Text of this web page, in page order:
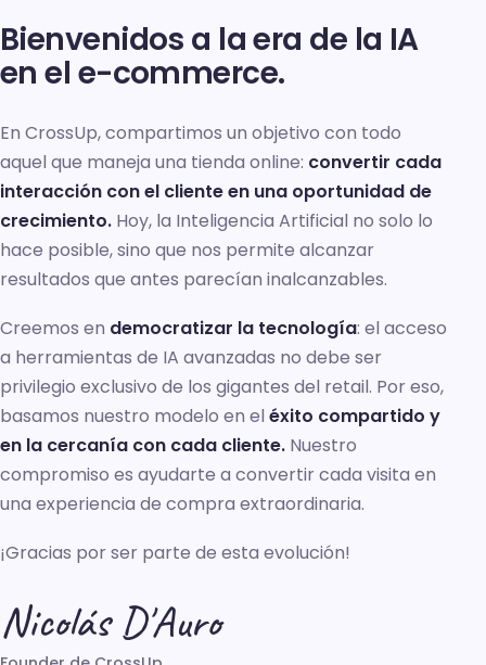
Bienvenidos a la era de la IA
en el e-commerce.
En CrossUp, compartimos un objetivo con todo
aquel que maneja una tienda online: convertir cada
interacción con el cliente en una oportunidad de
crecimiento. Hoy, la Inteligencia Artificial no solo lo
hace posible, sino que nos permite alcanzar
resultados que antes parecían inalcanzables.
Creemos en democratizar la tecnología: el acceso
a herramientas de IA avanzadas no debe ser
privilegio exclusivo de los gigantes del retail. Por eso,
basamos nuestro modelo en el éxito compartido y
en la cercanía con cada cliente. Nuestro
compromiso es ayudarte a convertir cada visita en
una experiencia de compra extraordinaria.
¡Gracias por ser parte de esta evolución!
Nicolás D'Auro